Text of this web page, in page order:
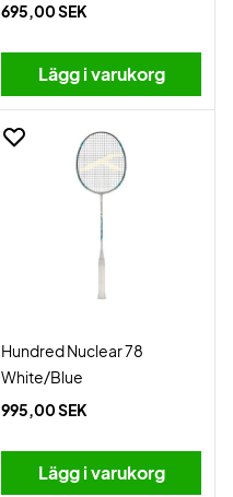
695,00 SEK
Lägg i varukorg
Hundred Nuclear 78
White/Blue
995,00 SEK
Lägg i varukorg